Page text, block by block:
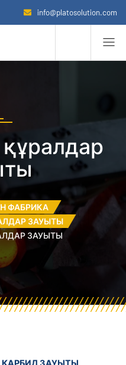
info@platosolution.com
құралдар
ФАБРИКА
ЗАУЫТЫ
ЗАУЫТЫ
КАРБИД ЗАУЫТЫ